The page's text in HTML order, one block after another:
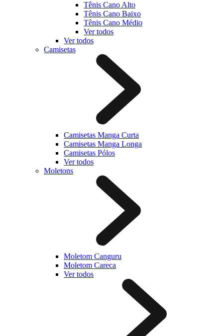
Tênis Cano Alto
Tênis Cano Baixo
Tênis Cano Médio
Ver todos
Ver todos
Camisetas
Camisetas Manga Curta
Camisetas Manga Longa
Camisetas Pólos
Ver todos
Moletons
Moletom Canguru
Moletom Careca
Ver todos